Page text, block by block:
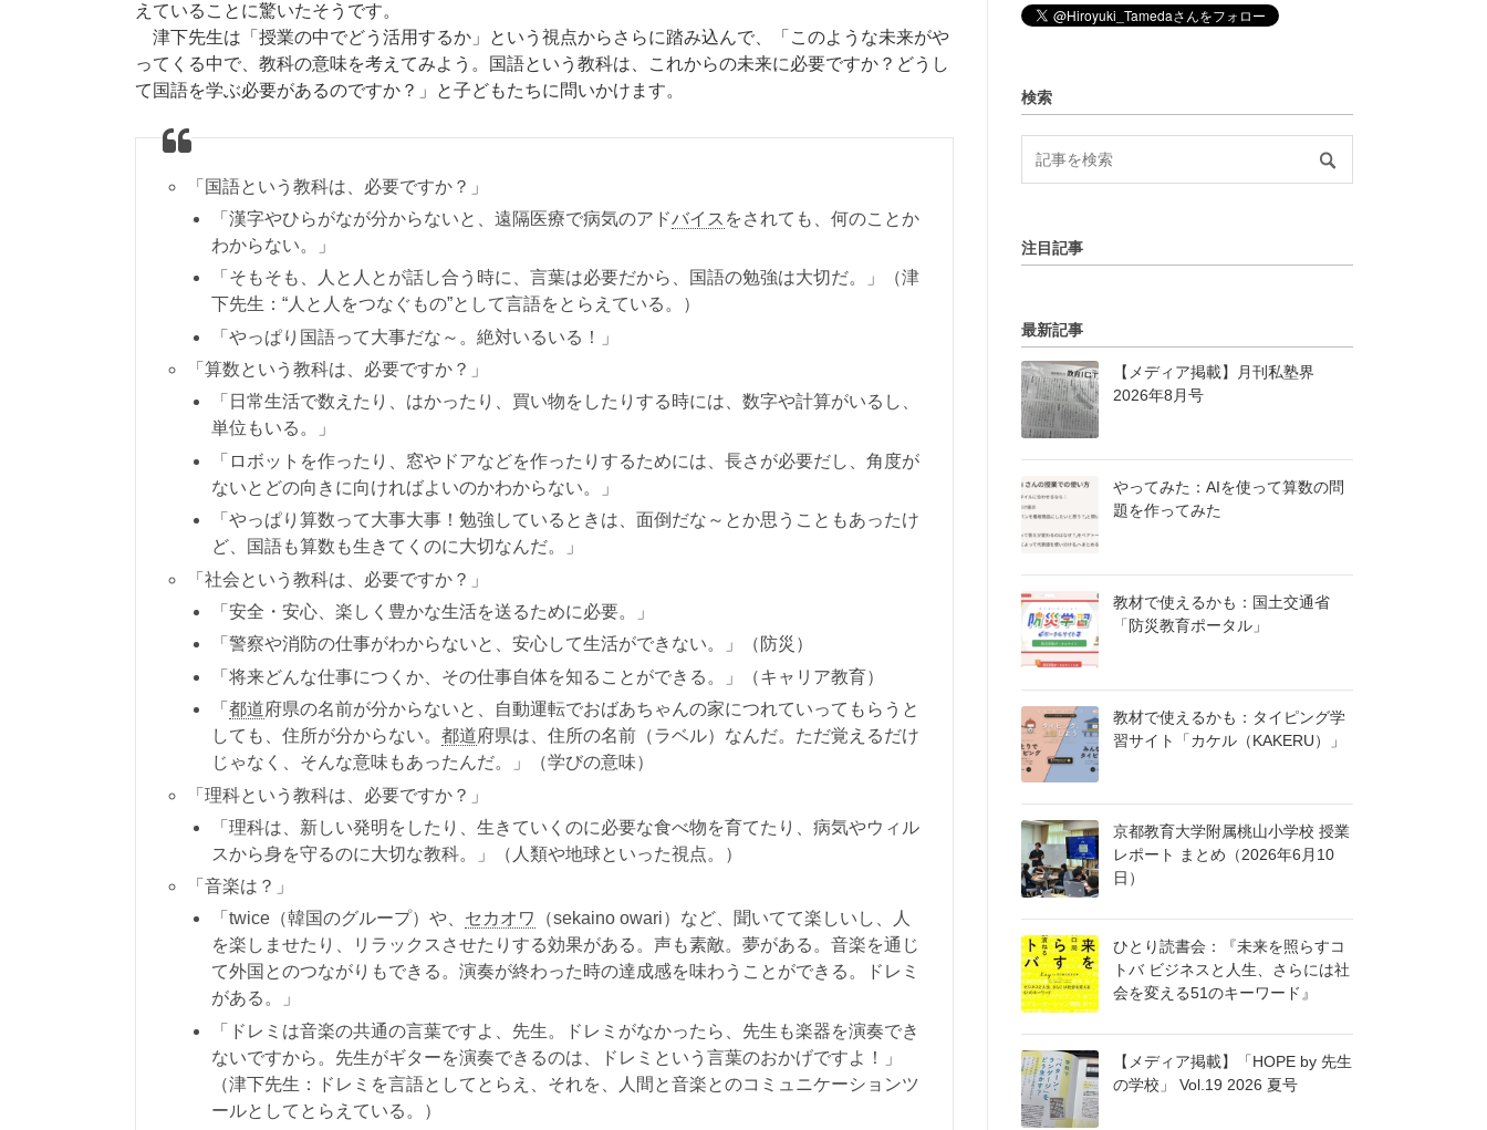
えていることに驚いたそうです。
津下先生は「授業の中でどう活用するか」という視点からさらに踏み込んで、「このような未来がや
ってくる中で、教科の意味を考えてみよう。国語という教科は、これからの未来に必要ですか？どうし
て国語を学ぶ必要があるのですか？」と子どもたちに問いかけます。
「国語という教科は、必要ですか？」
「漢字やひらがなが分からないと、遠隔医療で病気のアドバイス をされても、何のことか
わからない。」
「そもそも、人と人とが話し合う時に、言葉は必要だから、国語の勉強は大切だ。」（津
下先生：“人と人をつなぐもの”として言語をとらえている。）
「やっぱり国語って大事だな～。絶対いるいる！」
「算数という教科は、必要ですか？」
「日常生活で数えたり、はかったり、買い物をしたりする時には、数字や計算がいるし、
単位もいる。」
「ロボットを作ったり、窓やドアなどを作ったりするためには、長さが必要だし、角度が
ないとどの向きに向ければよいのかわからない。」
「やっぱり算数って大事大事！勉強しているときは、面倒だな～とか思うこともあったけ
ど、国語も算数も生きてくのに大切なんだ。」
「社会という教科は、必要ですか？」
「安全・安心、楽しく豊かな生活を送るために必要。」
「警察や消防の仕事がわからないと、安心して生活ができない。」（防災）
「将来どんな仕事につくか、その仕事自体を知ることができる。」（キャリア教育）
「 都道府県の名前が分からないと、自動運転でおばあちゃんの家につれていってもらうと
しても、住所が分からない。 都道府県は、住所の名前（ラベル）なんだ。ただ覚えるだけ
じゃなく、そんな意味もあったんだ。」（学びの意味）
「理科という教科は、必要ですか？」
「理科は、新しい発明をしたり、生きていくのに必要な食べ物を育てたり、病気やウィル
スから身を守るのに大切な教科。」（人類や地球といった視点。）
「音楽は？」
「twice（韓国のグループ）や、 セカオワ （sekaino owari）など、聞いてて楽しいし、人
を楽しませたり、リラックスさせたりする効果がある。声も素敵。夢がある。音楽を通じ
て外国とのつながりもできる。演奏が終わった時の達成感を味わうことができる。ドレミ
がある。」
「ドレミは音楽の共通の言葉ですよ、先生。ドレミがなかったら、先生も楽器を演奏でき
ないですから。先生がギターを演奏できるのは、ドレミという言葉のおかげですよ！」
（津下先生：ドレミを言語としてとらえ、それを、人間と音楽とのコミュニケーションツ
ールとしてとらえている。）
検索
注目記事
最新記事
【メディア掲載】月刊私塾界
2026年8月号
やってみた：AIを使って算数の問
題を作ってみた
教材で使えるかも：国土交通省
「防災教育ポータル」
教材で使えるかも：タイピング学
習サイト「カケル（KAKERU）」
京都教育大学附属桃山小学校 授業
レポート まとめ（2026年6月10
日）
ひとり読書会：『未来を照らすコ
トバ ビジネスと人生、さらには社
会を変える51のキーワード』
【メディア掲載】「HOPE by 先生
の学校」 Vol.19 2026 夏号